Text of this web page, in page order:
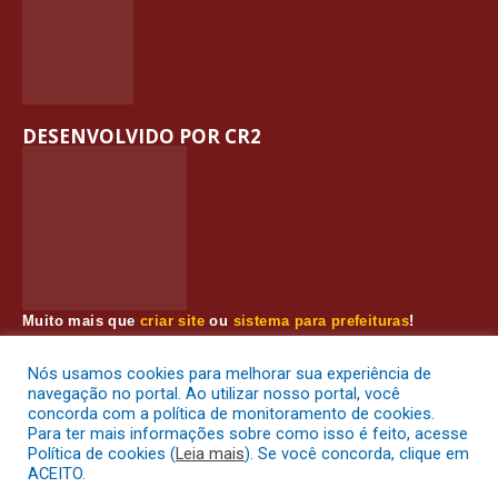
Muito mais quecriar site ou sistema para prefeituras!
contrato que todas as exigências das
leis de transparência
públicaserão atendidas.
Conheça oPNTPe oRadar da Transparência Pública
DESENVOLVIDO POR CR2
Nós usamos cookies para melhorar sua experiência de
navegação no portal. Ao utilizar nosso portal, você
concorda com a política de monitoramento de cookies.
Para ter mais informações sobre como isso é feito, acesse
Política de cookies (Leia mais). Se você concorda, clique em
ACEITO.